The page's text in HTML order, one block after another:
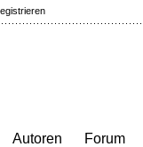
Autoren
Forum